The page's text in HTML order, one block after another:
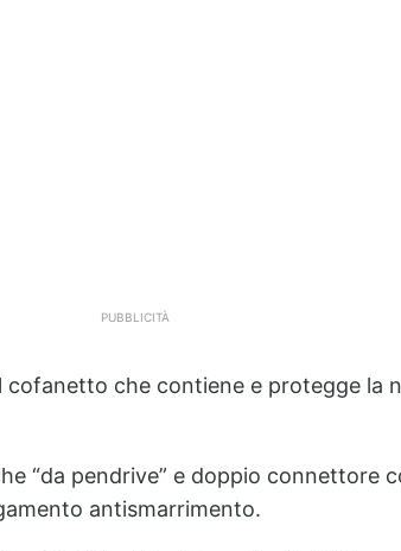
PUBBLICITÀ
cofanetto che contiene e protegge la
“da pendrive” e doppio connettore
antismarrimento.